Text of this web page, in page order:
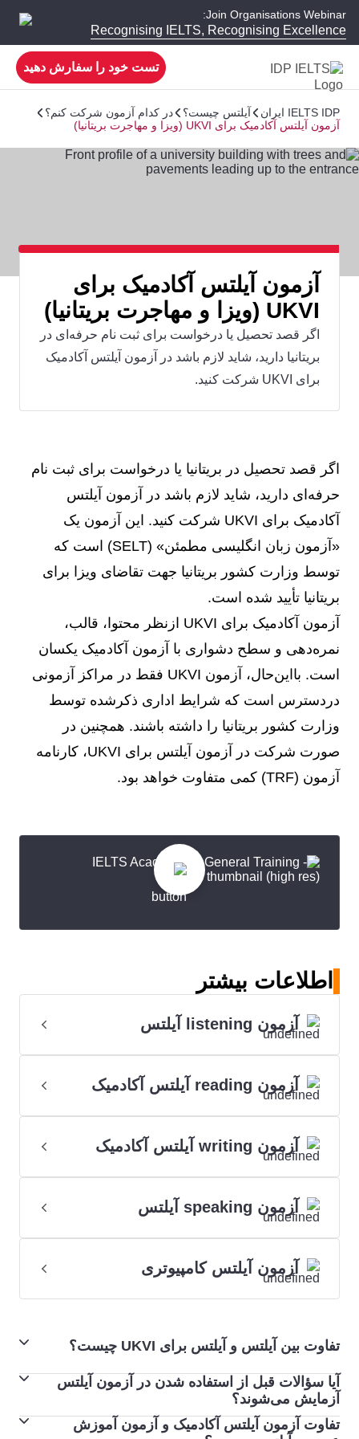
Join Organisations Webinar:
Recognising IELTS, Recognising Excellence
تست خود را سفارش دهید
IELTS IDP ایران آیلتس چیست؟
در کدام آزمون شرکت کنم؟
آزمون آیلتس آکادمیک برای UKVI (ویزا و مهاجرت بریتانیا)
آزمون آیلتس آکادمیک برای
UKVI (ویزا و مهاجرت بریتانیا)
اگر قصد تحصیل یا درخواست برای ثبت نام حرفه‌ای در
بریتانیا دارید،‌ شاید لازم باشد در آزمون آیلتس آکادمیک
برای UKVI شرکت کنید.
اگر قصد تحصیل در بریتانیا یا درخواست برای ثبت نام
حرفه‌ای دارید،‌ شاید لازم باشد در آزمون آیلتس
آکادمیک برای UKVI شرکت کنید. این آزمون یک
«آزمون زبان انگلیسی مطمئن» (SELT) است که
توسط وزارت کشور بریتانیا جهت تقاضای ویزا برای
بریتانیا تأیید شده است.
آزمون آکادمیک برای UKVI ازنظر محتوا، قالب،
نمره‌دهی و سطح دشواری با آزمون آکادمیک یکسان
است. بااین‌حال، آزمون UKVI فقط در مراکز آزمونی
دردسترس است که شرایط اداری ذکرشده توسط
وزارت کشور بریتانیا را داشته باشند. همچنین در
صورت شرکت در آزمون آیلتس برای UKVI، کارنامه
آزمون (TRF) کمی متفاوت خواهد بود.
اطلاعات بیشتر
آزمون listening آیلتس
آزمون reading آیلتس آکادمیک
آزمون writing آیلتس آکادمیک
آزمون speaking آیلتس
آزمون آیلتس کامپیوتری
تفاوت بین آیلتس و آیلتس برای UKVI چیست؟
آیلتس و آیلتس برای UKVI از نظر قالب، محتوا، نمره‌دهی و
سطح دشواری دقیقاً یکسان هستند. تنها تفاوت این است که
آزمون آیلتس برای UKVI توسط وزارت کشور بریتانیا برای
آیا سؤالات قبل از استفاده شدن در آزمون آیلتس
آزمایش می‌شوند؟
البته! هر سؤالی که در آزمون آیلتس ارائه می‌شود، توسط
تفاوت آزمون آیلتس آکادمیک و آزمون آموزش